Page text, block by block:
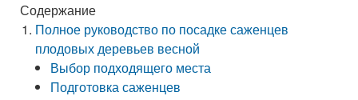
Содержание
Полное руководство по посадке саженцев
плодовых деревьев весной
Выбор подходящего места
Подготовка саженцев